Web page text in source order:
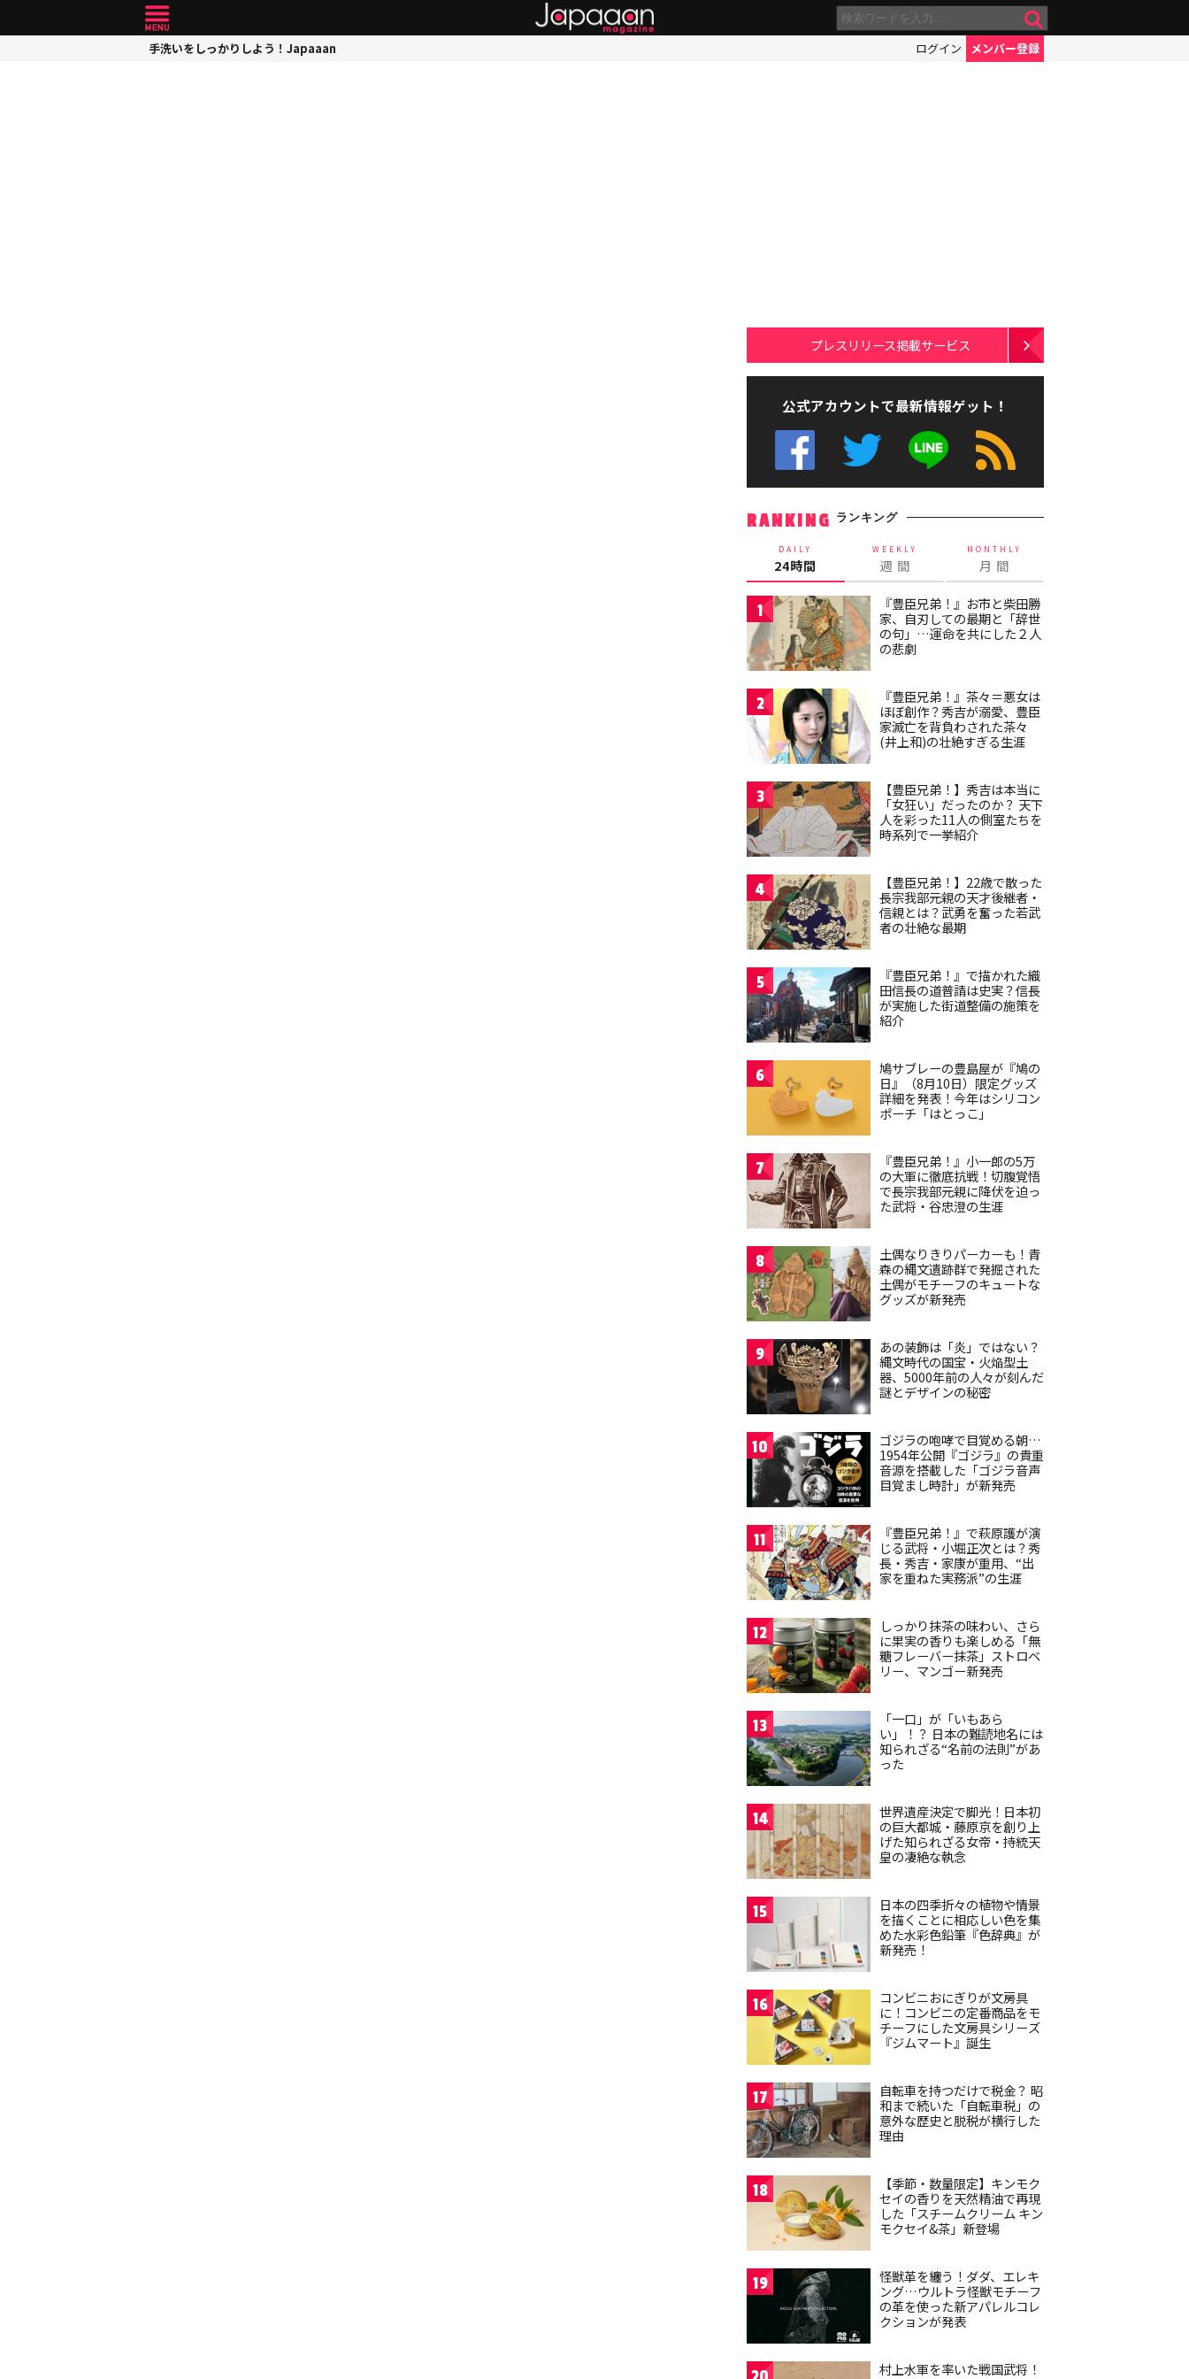
手洗いをしっかりしよう！Japaaan ログイン メンバー登録
プレスリリース掲載サービス
公式アカウントで最新情報ゲット！
RANKING ランキング
DAILY
24時間
WEEKLY
週 間
MONTHLY
月 間
1
『豊臣兄弟！』お市と柴田勝
家、自刃しての最期と「辞世
の句」…運命を共にした２人
の悲劇
2
『豊臣兄弟！』茶々＝悪女は
ほぼ創作？秀吉が溺愛、豊臣
家滅亡を背負わされた茶々
(井上和)の壮絶すぎる生涯
3
【豊臣兄弟！】秀吉は本当に
「女狂い」だったのか？ 天下
人を彩った11人の側室たちを
時系列で一挙紹介
4
【豊臣兄弟！】22歳で散った
長宗我部元親の天才後継者・
信親とは？武勇を奮った若武
者の壮絶な最期
5
『豊臣兄弟！』で描かれた織
田信長の道普請は史実？信長
が実施した街道整備の施策を
紹介
6
鳩サブレーの豊島屋が『鳩の
日』（8月10日）限定グッズ
詳細を発表！今年はシリコン
ポーチ「はとっこ」
7
『豊臣兄弟！』小一郎の5万
の大軍に徹底抗戦！切腹覚悟
で長宗我部元親に降伏を迫っ
た武将・谷忠澄の生涯
8
土偶なりきりパーカーも！青
森の縄文遺跡群で発掘された
土偶がモチーフのキュートな
グッズが新発売
9
あの装飾は「炎」ではない？
縄文時代の国宝・火焔型土
器、5000年前の人々が刻んだ
謎とデザインの秘密
10
ゴジラの咆哮で目覚める朝…
1954年公開『ゴジラ』の貴重
音源を搭載した「ゴジラ音声
目覚まし時計」が新発売
11
『豊臣兄弟！』で萩原護が演
じる武将・小堀正次とは？秀
長・秀吉・家康が重用、“出
家を重ねた実務派”の生涯
12
しっかり抹茶の味わい、さら
に果実の香りも楽しめる「無
糖フレーバー抹茶」ストロベ
リー、マンゴー新発売
13
「一口」が「いもあら
い」！？ 日本の難読地名には
知られざる“名前の法則”があ
った
14
世界遺産決定で脚光！日本初
の巨大都城・藤原京を創り上
げた知られざる女帝・持統天
皇の凄絶な執念
15
日本の四季折々の植物や情景
を描くことに相応しい色を集
めた水彩色鉛筆『色辞典』が
新発売！
16
コンビニおにぎりが文房具
に！コンビニの定番商品をモ
チーフにした文房具シリーズ
『ジムマート』誕生
17
自転車を持つだけで税金？ 昭
和まで続いた「自転車税」の
意外な歴史と脱税が横行した
理由
18
【季節・数量限定】キンモク
セイの香りを天然精油で再現
した「スチームクリーム キン
モクセイ&茶」新登場
19
怪獣革を纏う！ダダ、エレキ
ング…ウルトラ怪獣モチーフ
の革を使った新アパレルコレ
クションが発表
村上水軍を率いた戦国武将！